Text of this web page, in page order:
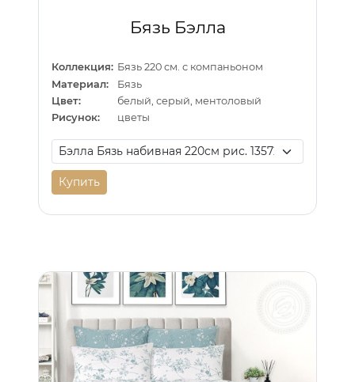
Бязь Бэлла
Коллекция: Бязь 220 см. с компаньоном
Материал:
Бязь
Цвет:
белый, серый, ментоловый
Рисунок:
цветы
Купить